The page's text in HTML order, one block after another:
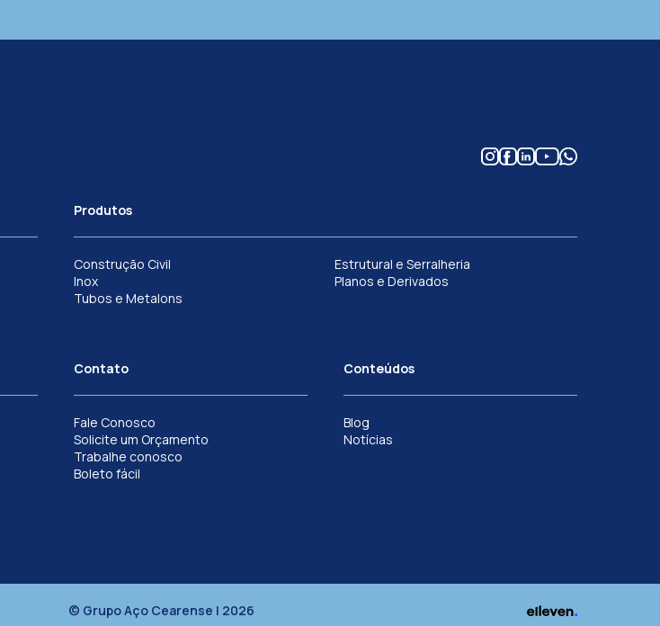
Produtos
Construção Civil
Estrutural e Serralheria
Inox
Planos e Derivados
Tubos e Metalons
Contato
Fale Conosco
Solicite um Orçamento
Trabalhe conosco
Boleto fácil
Conteúdos
Blog
Notícias
© Grupo Aço Cearense | 2026